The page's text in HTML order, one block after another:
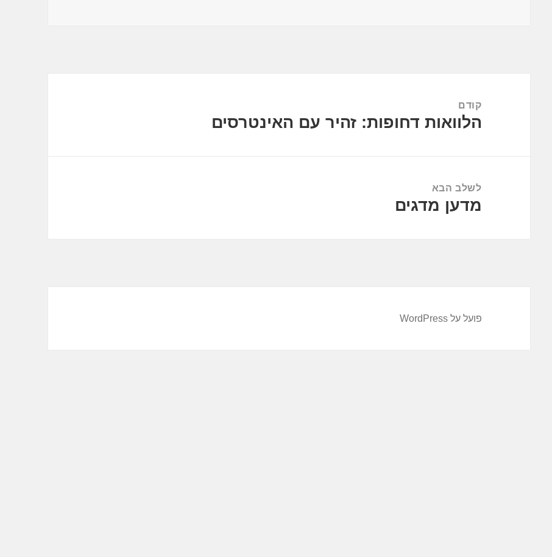
קודם
הפוסט
הלוואות דחופות: זהיר עם האינטרסים
לשלב הבא
הפוסט
מדען מדגים
פועל על WordPress